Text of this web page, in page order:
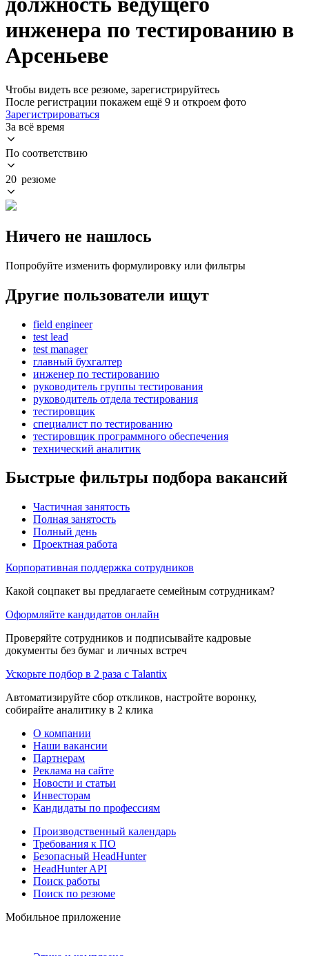
инженера по тестированию в
Арсеньеве
Чтобы видеть все резюме, зарегистрируйтесь
После регистрации покажем ещё 9 и откроем фото
Зарегистрироваться
За всё время
По соответствию
20 резюме
Ничего не нашлось
Попробуйте изменить формулировку или фильтры
Другие пользователи ищут
field engineer
test lead
test manager
главный бухгалтер
инженер по тестированию
руководитель группы тестирования
руководитель отдела тестирования
тестировщик
специалист по тестированию
тестировщик программного обеспечения
технический аналитик
Быстрые фильтры подбора вакансий
Частичная занятость
Полная занятость
Полный день
Проектная работа
Корпоративная поддержка сотрудников
Какой соцпакет вы предлагаете семейным сотрудникам?
Оформляйте кандидатов онлайн
Проверяйте сотрудников и подписывайте кадровые
документы без бумаг и личных встреч
Ускорьте подбор в 2 раза с Talantix
Автоматизируйте сбор откликов, настройте воронку,
собирайте аналитику в 2 клика
О компании
Наши вакансии
Партнерам
Реклама на сайте
Новости и статьи
Инвесторам
Кандидаты по профессиям
Производственный календарь
Требования к ПО
Безопасный HeadHunter
HeadHunter API
Поиск работы
Поиск по резюме
Мобильное приложение